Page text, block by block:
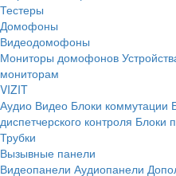
Тестеры
Домофоны
Видеодомофоны
Мониторы домофонов
мониторам
VIZIT
Аудио Видео Блоки коммутации
диспетчерского контроля Блоки
Трубки
Вызывные панели
Видеопанели Аудиопанели